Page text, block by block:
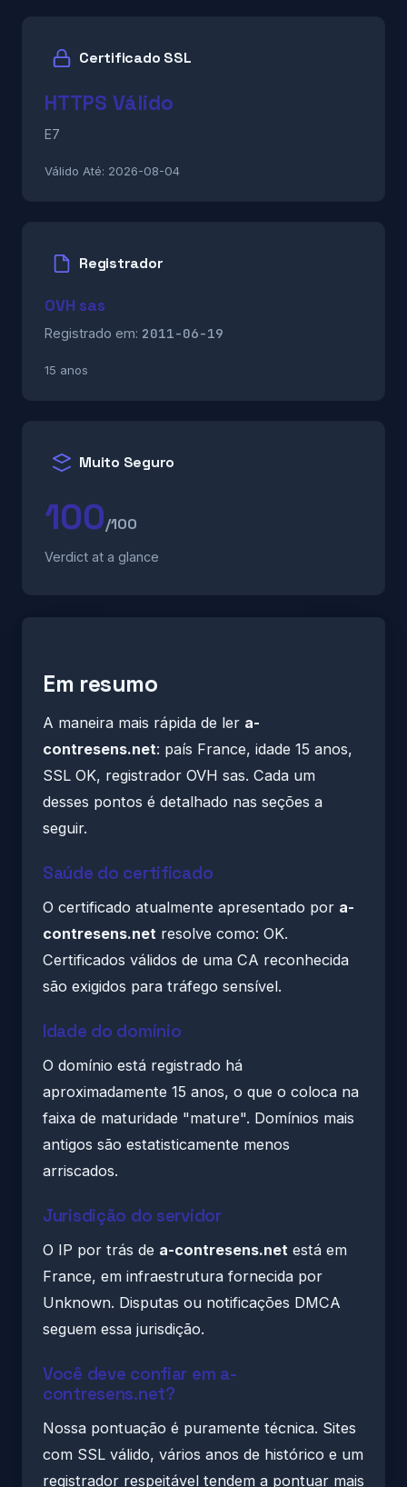
Certificado SSL
HTTPS Válido
E7
Válido Até: 2026-08-04
Registrador
OVH sas
Registrado em: 2011-06-19
15 anos
Muito Seguro
100/100
Verdict at a glance
Em resumo
A maneira mais rápida de ler a-
contresens.net: país France, idade 15 anos,
SSL OK, registrador OVH sas. Cada um
desses pontos é detalhado nas seções a
seguir.
Saúde do certificado
O certificado atualmente apresentado por a-
contresens.net resolve como: OK.
Certificados válidos de uma CA reconhecida
são exigidos para tráfego sensível.
Idade do domínio
O domínio está registrado há
aproximadamente 15 anos, o que o coloca na
faixa de maturidade "mature". Domínios mais
antigos são estatisticamente menos
arriscados.
Jurisdição do servidor
O IP por trás de a-contresens.net está em
France, em infraestrutura fornecida por
Unknown. Disputas ou notificações DMCA
seguem essa jurisdição.
Você deve confiar em a-
contresens.net?
Nossa pontuação é puramente técnica. Sites
com SSL válido, vários anos de histórico e um
registrador respeitável tendem a pontuar mais